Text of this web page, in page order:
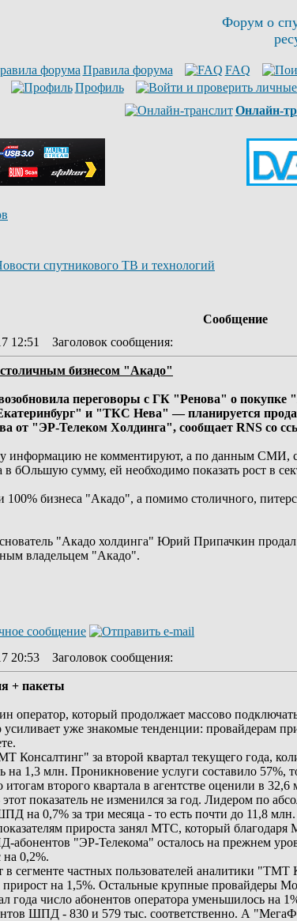
Форум о
Правила форума FAQ
Профиль
Онлайн-
спутникового ТВ и технологий
Сообщение
12:51 Заголовок сообщения:
бизнесом "Акадо"
переговоры с ГК "Ренова" о покупке
и "ТКС Нева" — планируется
от "ЭР-Телеком Холдинга", сообщает RNS со
информацию не комментируют, а по данным СМИ,
бОльшую сумму, ей необходимо показать рост в
бизнеса "Акадо", а помимо столичного,
"Акадо холдинга" Юрий Припачкин
владельцем "Акадо".
20:53 Заголовок сообщения:
+ пакеты
оператор, который продолжает массово
уже знакомые тенденции: провайдерам
Консалтинг" за второй квартал текущего года,
1,3 млн. Проникновение услуги составило 57%,
второго квартала в агентстве оценили в
показатель не изменился за год. Лидером по
на 0,7% за три месяца - то есть почти до 11,8
прироста занял МТС, который
абонентов "ЭР-Телекома" осталось на прежнем
0,2%.
в сегменте частных пользователей аналитики
прирост на 1,5%. Остальные крупные провайдеры
года число абонентов оператора уменьшилось
ШПД - 830 и 579 тыс. соответственно. А